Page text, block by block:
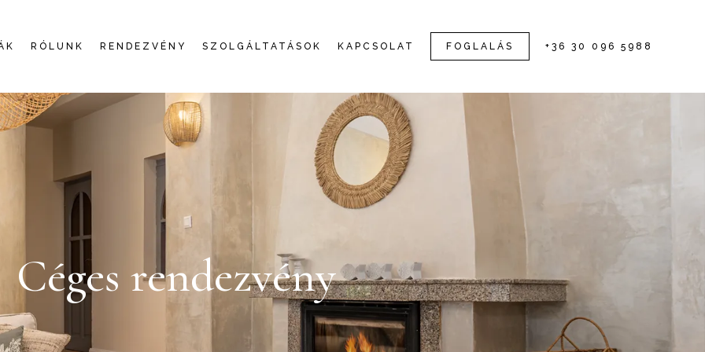
RÓLUNK RENDEZVÉNY SZOLGÁLTATÁSOK KAPCSOLAT FOGLALÁS +36 30 096 5988
Céges rendezvény